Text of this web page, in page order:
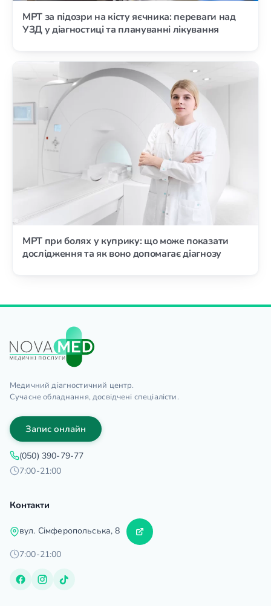
МРТ за підозри на кісту яєчника: переваги над
УЗД у діагностиці та плануванні лікування
МРТ при болях у куприку: що може показати
дослідження та як воно допомагає діагнозу
Медичний діагностичний центр.
Сучасне обладнання, досвідчені спеціалісти.
Запис онлайн
(050) 390-79-77
7:00-21:00
Контакти
вул. Сімферопольська, 8
7:00-21:00